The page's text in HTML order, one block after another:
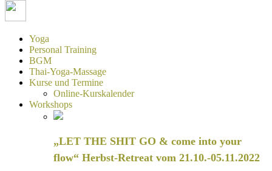
Kayoga
Yoga und Personaltraining Duisburg
Yoga
Personal Training
BGM
Thai-Yoga-Massage
Kurse und Termine
Online-Kurskalender
Workshops
„LET THE SHIT GO & come into your
flow“ Herbst-Retreat vom 21.10.-05.11.2022